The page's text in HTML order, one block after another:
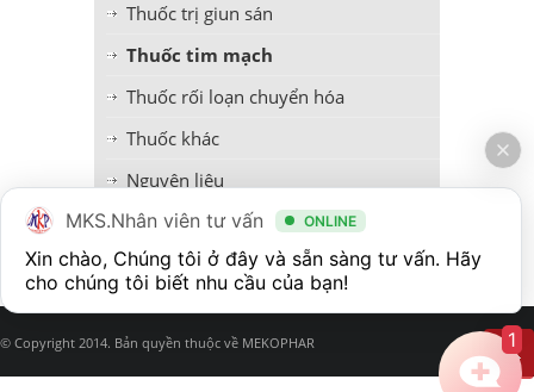
Thuốc trị giun sán
Thuốc tim mạch
Thuốc rối loạn chuyển hóa
Thuốc khác
Nguyên liệu
Thực phẩm bảo vệ sức khỏe
© Copyright 2014. Bản quyền thuộc về MEKOPHAR
MKS.Nhân viên tư vấn ONLINE
Xin chào, Chúng tôi ở đây và sẵn sàng tư vấn. Hãy
1